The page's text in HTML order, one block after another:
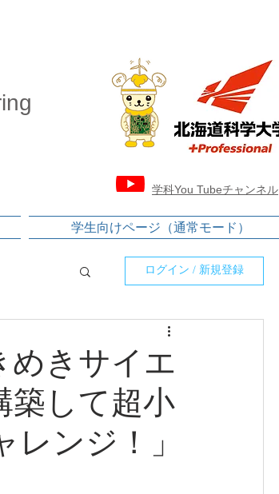
​学科You Tubeチャンネル
学生向けページ（通常モード）
ログイン / 新規登録
きサイエ
築して超小
ンジ！」